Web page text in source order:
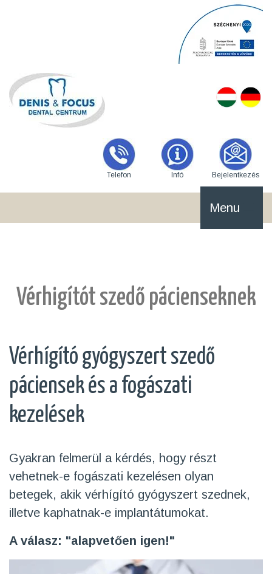
Telefon Infó Bejelentkezés
Vérhigítót szedő pácienseknek
Vérhígító gyógyszert szedő
páciensek és a fogászati
kezelések
Gyakran felmerül a kérdés, hogy részt
vehetnek-e fogászati kezelésen olyan
betegek, akik vérhígító gyógyszert szednek,
illetve kaphatnak-e implantátumokat.
A válasz: "alapvetően igen!"